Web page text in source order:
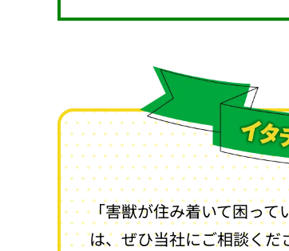
「害獣が住み着いて困って
は、ぜひ当社にご相談く